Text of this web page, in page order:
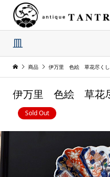
皿
商品 伊万里 色絵 草花尽く
伊万里 色絵 草花
Sold Out